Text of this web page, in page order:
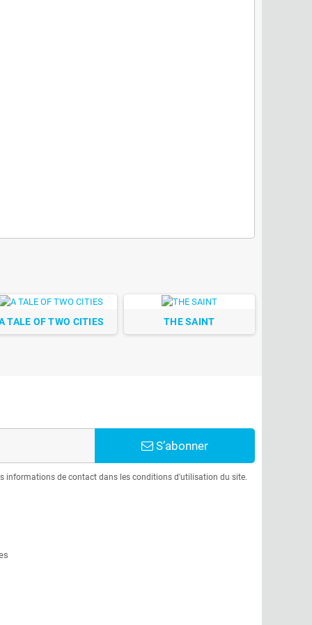
TALE OF TWO CITIES THE SAINT
S’abonner
informations de contact dans les conditions d'utilisation du site.